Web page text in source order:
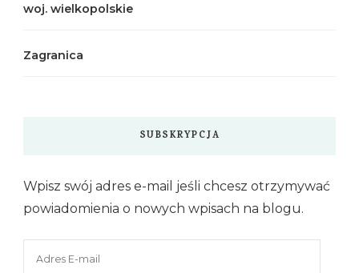
woj. wielkopolskie
Zagranica
SUBSKRYPCJA
Wpisz swój adres e-mail jeśli chcesz otrzymywać
powiadomienia o nowych wpisach na blogu.